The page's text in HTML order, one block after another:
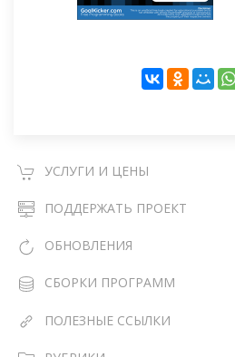
УСЛУГИ И ЦЕНЫ
ПОДДЕРЖАТЬ ПРОЕКТ
ОБНОВЛЕНИЯ
СБОРКИ ПРОГРАММ
ПОЛЕЗНЫЕ ССЫЛКИ